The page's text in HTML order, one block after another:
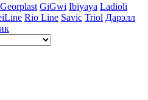
Georplast GiGwi Ibiyaya Ladioli
Rio Line Savic Triol Дарэлл